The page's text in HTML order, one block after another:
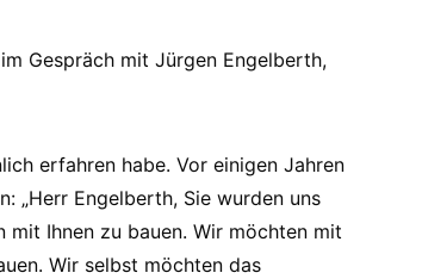
Gespräch mit Jürgen Engelberth,
erfahren habe. Vor einigen Jahren
„Herr Engelberth, Sie wurden uns
mit Ihnen zu bauen. Wir möchten mit
Wir selbst möchten das